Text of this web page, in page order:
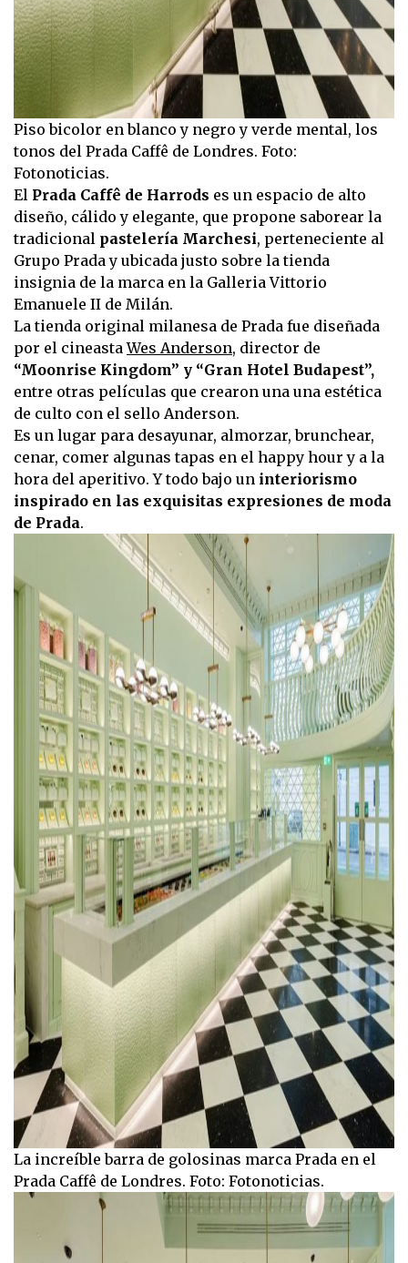
Piso bicolor en blanco y negro y verde mental, los
tonos del Prada Caffê de Londres. Foto:
Fotonoticias.
El Prada Caffê de Harrods es un espacio de alto
diseño, cálido y elegante, que propone saborear la
tradicional pastelería Marchesi, perteneciente al
Grupo Prada y ubicada justo sobre la tienda
insignia de la marca en la Galleria Vittorio
Emanuele II de Milán.
La tienda original milanesa de Prada fue diseñada
por el cineastaWes Anderson, director de
“Moonrise Kingdom” y “Gran Hotel Budapest”,
entre otras películas que crearon una una estética
de culto con el sello Anderson.
Es un lugar para desayunar, almorzar, brunchear,
cenar, comer algunas tapas en el happy hour y a la
hora del aperitivo. Y todo bajo un interiorismo
inspirado en las exquisitas expresiones de moda
de Prada.
La increíble barra de golosinas marca Prada en el
Prada Caffê de Londres. Foto: Fotonoticias.